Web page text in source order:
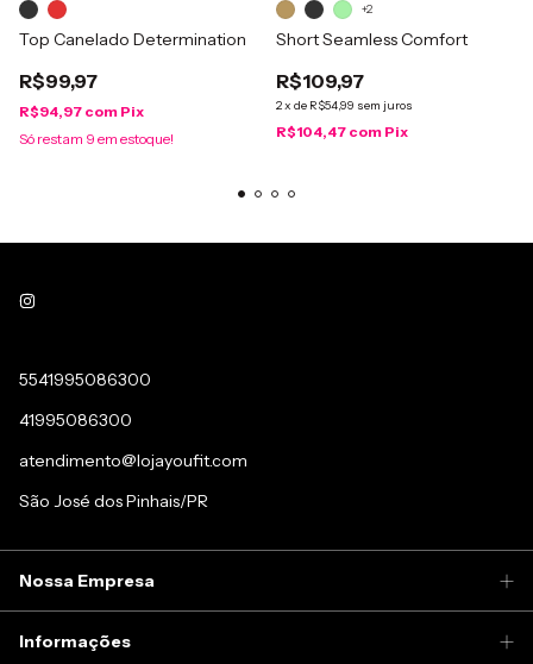
Top Canelado Determination
R$99,97
R$94,97 com Pix
Só restam 9 em estoque!
Short Seamless Comfort
R$109,97
2x de R$54,99 sem juros
R$104,47 com Pix
+2
5541995086300
41995086300
atendimento@lojayoufit.com
São José dos Pinhais/PR
Nossa Empresa
Informações